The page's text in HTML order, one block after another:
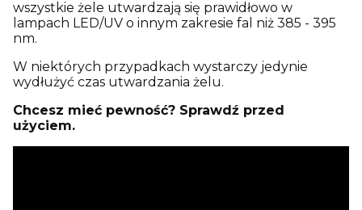
wszystkie żele utwardzają się prawidłowo w
lampach LED/UV o innym zakresie fal niż 385 - 395
nm.
W niektórych przypadkach wystarczy jedynie
wydłużyć czas utwardzania żelu.
Chcesz mieć pewność? Sprawdź przed
użyciem.